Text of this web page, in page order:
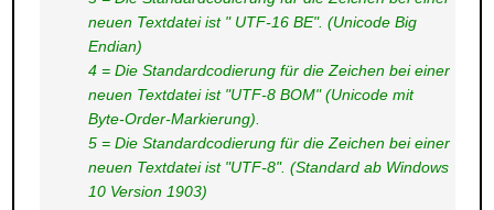
neuen Textdatei ist " UTF-16 BE". (Unicode Big
Endian)
4 = Die Standardcodierung für die Zeichen bei einer
neuen Textdatei ist "UTF-8 BOM" (Unicode mit
Byte-Order-Markierung).
5 = Die Standardcodierung für die Zeichen bei einer
neuen Textdatei ist "UTF-8". (Standard ab Windows
10 Version 1903)